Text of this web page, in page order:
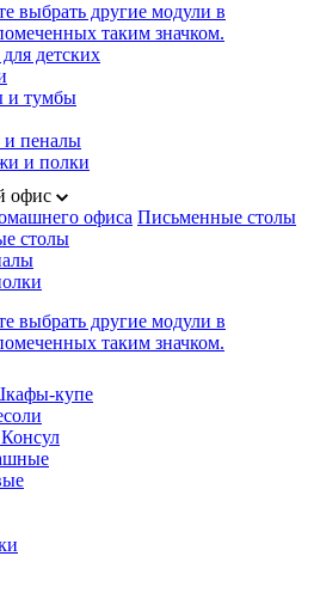
выбрать другие модули в
таким значком.
детских
и тумбы
пеналы
и полки
офис
офиса Письменные столы
столы
выбрать другие модули в
таким значком.
купе